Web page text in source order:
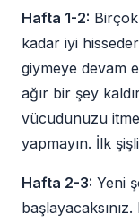
Hafta 1-2:
kadar iyi
giymeye devam
ağır bir şey
vücudunuzu
yapmayın. İlk
Hafta 2-3: Yeni